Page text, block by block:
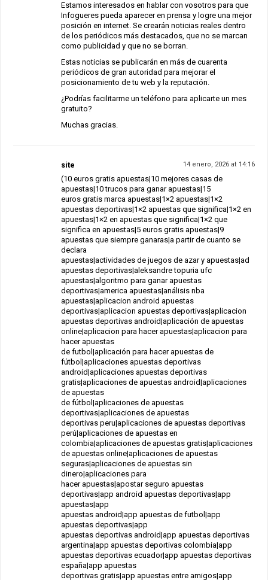
Estamos interesados en hablar con vosotros para que
Infogueres pueda aparecer en prensa y logre una mejor
posición en internet. Se crearán noticias reales dentro
de los periódicos más destacados, que no se marcan
como publicidad y que no se borran.
Estas noticias se publicarán en más de cuarenta
periódicos de gran autoridad para mejorar el
posicionamiento de tu web y la reputación.
¿Podrías facilitarme un teléfono para aplicarte un mes
gratuito?
Muchas gracias.
site 14 enero, 2026 at 14:16
(10 euros gratis apuestas|10 mejores casas de
apuestas|10 trucos para ganar apuestas|15
euros gratis marca apuestas|1×2 apuestas|1×2
apuestas deportivas|1×2 apuestas que significa|1×2 en
apuestas|1×2 en apuestas que significa|1×2 que
significa en apuestas|5 euros gratis apuestas|9
apuestas que siempre ganaras|a partir de cuanto se
declara
apuestas|actividades de juegos de azar y apuestas|ad
apuestas deportivas|aleksandre topuria ufc
apuestas|algoritmo para ganar apuestas
deportivas|america apuestas|análisis nba
apuestas|aplicacion android apuestas
deportivas|aplicacion apuestas deportivas|aplicacion
apuestas deportivas android|aplicación de apuestas
online|aplicacion para hacer apuestas|aplicacion para
hacer apuestas
de futbol|aplicación para hacer apuestas de
fútbol|aplicaciones apuestas deportivas
android|aplicaciones apuestas deportivas
gratis|aplicaciones de apuestas android|aplicaciones
de apuestas
de fútbol|aplicaciones de apuestas
deportivas|aplicaciones de apuestas
deportivas peru|aplicaciones de apuestas deportivas
perú|aplicaciones de apuestas en
colombia|aplicaciones de apuestas gratis|aplicaciones
de apuestas online|aplicaciones de apuestas
seguras|aplicaciones de apuestas sin
dinero|aplicaciones para
hacer apuestas|apostar seguro apuestas
deportivas|app android apuestas deportivas|app
apuestas|app
apuestas android|app apuestas de futbol|app
apuestas deportivas|app
apuestas deportivas android|app apuestas deportivas
argentina|app apuestas deportivas colombia|app
apuestas deportivas ecuador|app apuestas deportivas
españa|app apuestas
deportivas gratis|app apuestas entre amigos|app